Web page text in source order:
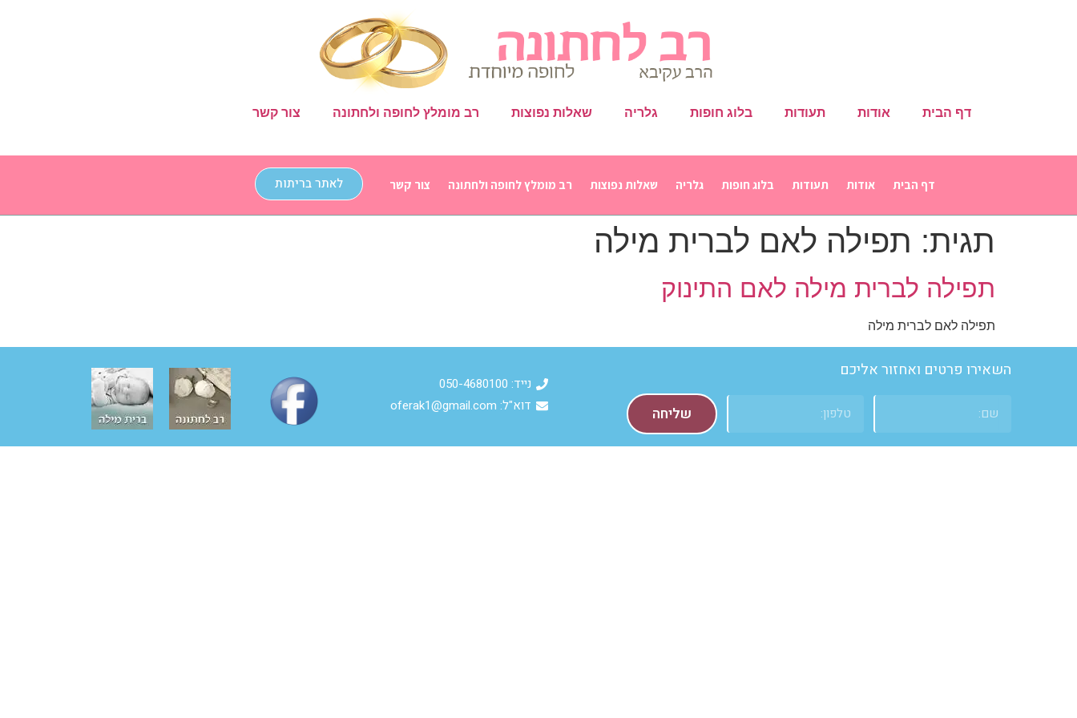
דף הבית אודות תעודות בלוג חופות גלריה שאלות נפוצות רב מומלץ לחופה ולחתונה צור קשר
דף הבית אודות תעודות בלוג חופות גלריה שאלות נפוצות רב מומלץ לחופה ולחתונה צור קשר לאתר בריתות
תגית: תפילה לאם לברית מילה
תפילה לברית מילה לאם התינוק
תפילה לאם לברית מילה
השאירו פרטים ואחזור אליכם
שליחה
נייד: 050-4680100
דוא"ל: oferak1@gmail.com